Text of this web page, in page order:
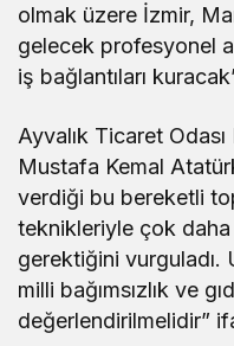
olmak üzere İzmir,
gelecek profesyonel
iş bağlantıları
Ayvalık Ticaret
Mustafa Kemal
verdiği bu bereketli
teknikleriyle çok daha
gerektiğini vurguladı.
milli bağımsızlık ve
değerlendirilmelidir”